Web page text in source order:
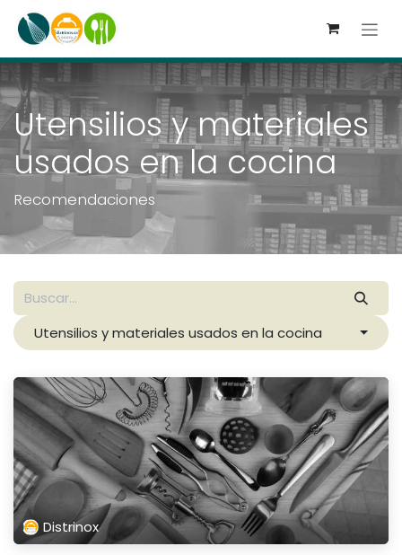
Ir al contenido
Utensilios y materiales
usados en la cocina
Recomendaciones
Utensilios y materiales usados en la cocina
Distrinox